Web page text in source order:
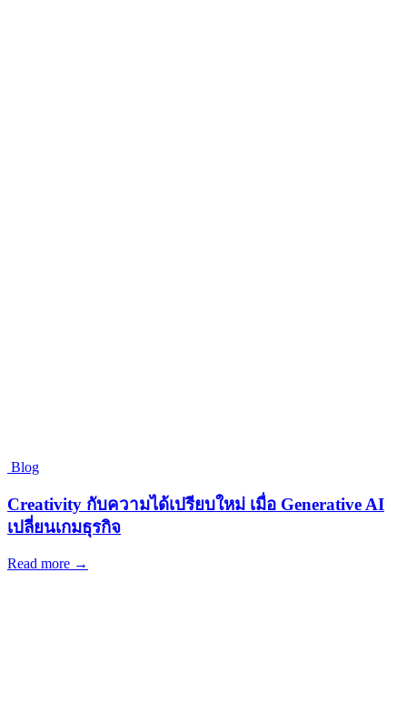
Blog
Creativity กับความได้เปรียบใหม่ เมื่อ Generative AI
เปลี่ยนเกมธุรกิจ
Read more →